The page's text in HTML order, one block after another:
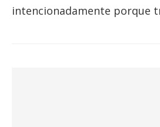
intencionadamente porque